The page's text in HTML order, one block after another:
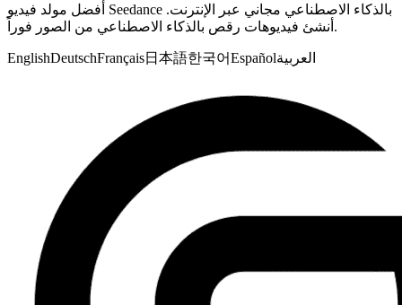
أفضل مولد فيديو Seedance بالذكاء الاصطناعي مجاني عبر الإنترنت.
أنشئ فيديوهات رقص بالذكاء الاصطناعي من الصور فوراً.
EnglishDeutschFrançais日本語한국어Españolالعربية